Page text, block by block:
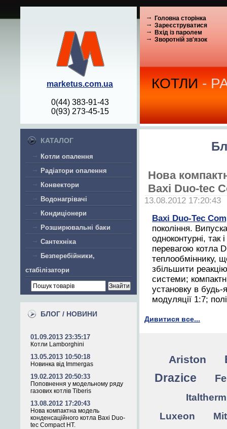
marketus.com.ua
0(44) 383-91-43
0(93) 273-45-15
КОТЛИ -
Головна сторінка
Зареєструватися
Вхід із паролем
Зворотній зв'язок
КАТАЛОГ
Котли опалення
Радіатори опалення
Конвектори
Водонагрівачі
Кондиціонери
Розширювальні баки
Сантехніка
Безперебійники,
стабілізатори
БЛОГ / НОВИНИ
01.09.2013 23:35:17
Котли Lamborghini
13.05.2013 10:50:18
Новинка від Immergas
19.02.2013 20:50:33
Поповнення у модельному ряду
газових котлів Tiberis
13.08.2012 17:20:43
Нова компактна модель
конденсаційного котла Baxi Duo-
tec Compact HT.
Нова
Baxi Duo-tec
13.08.2012 17:20:43
Baxi Duo-Tec
покоління.
одноконтурні, так
перевагою котла
теплообміннику,
збільшити
системи;
установку в будь-
модуляції 1:7;
Дивитися все...
Ariston
Drazice
Italtherm
Luxeon